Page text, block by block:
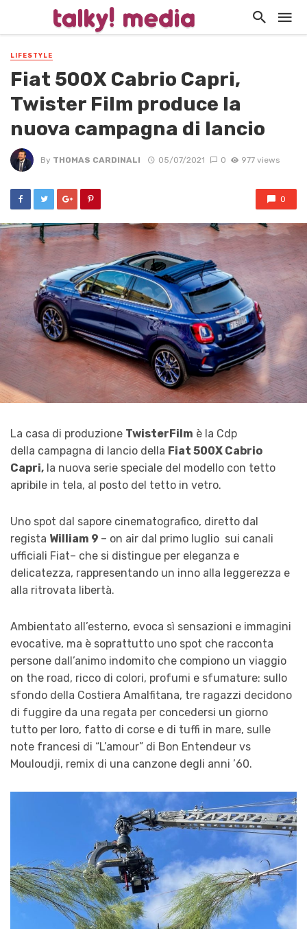
LIFESTYLE
Fiat 500X Cabrio Capri,
Twister Film produce la
nuova campagna di lancio
By THOMAS CARDINALI 05/07/2021 0 977 views
0
La casa di produzione TwisterFilm è la Cdp
della campagna di lancio della Fiat 500X Cabrio
Capri, la nuova serie speciale del modello con tetto
apribile in tela, al posto del tetto in vetro.
Uno spot dal sapore cinematografico, diretto dal
regista William 9 – on air dal primo luglio sui canali
ufficiali Fiat– che si distingue per eleganza e
delicatezza, rappresentando un inno alla leggerezza e
alla ritrovata libertà.
Ambientato all’esterno, evoca sì sensazioni e immagini
evocative, ma è soprattutto uno spot che racconta
persone dall’animo indomito che compiono un viaggio
on the road, ricco di colori, profumi e sfumature: sullo
sfondo della Costiera Amalfitana, tre ragazzi decidono
di fuggire da una regata per concedersi un giorno
tutto per loro, fatto di corse e di tuffi in mare, sulle
note francesi di “L’amour” di Bon Entendeur vs
Mouloudji, remix di una canzone degli anni ’60.